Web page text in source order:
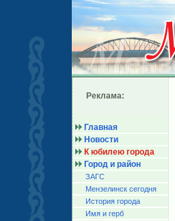
Реклама:
Главная
Новости
К юбилею города
Город и район
ЗАГС
Мензелинск сегодня
История города
Имя и герб